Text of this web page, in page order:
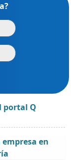
portal Q
en